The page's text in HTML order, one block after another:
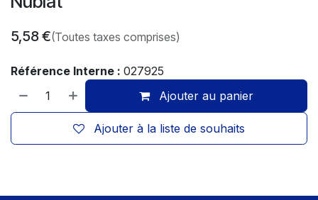
5,58€(Toutes taxes comprises)
Référence Interne : 027925
Ajouter au panier
Ajouter à la liste de souhaits